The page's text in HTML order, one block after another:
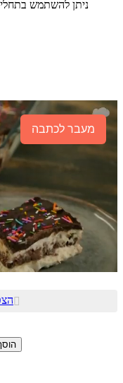
ניתן להשתמש
מעבר לכתבה
